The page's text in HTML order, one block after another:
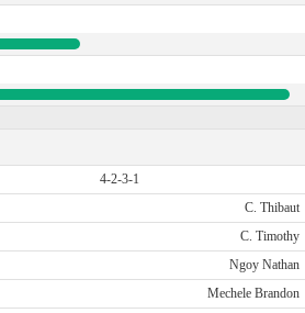
4-2-3-1
C. Thibaut
C. Timothy
Ngoy Nathan
Mechele Brandon